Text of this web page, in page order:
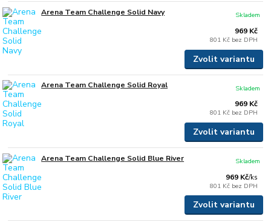
Arena Team Challenge Solid Navy
969 Kč
801 Kč bez DPH
Skladem
Zvolit variantu
Arena Team Challenge Solid Royal
969 Kč
801 Kč bez DPH
Skladem
Zvolit variantu
Arena Team Challenge Solid Blue River
969 Kč/ks
801 Kč bez DPH
Skladem
Zvolit variantu